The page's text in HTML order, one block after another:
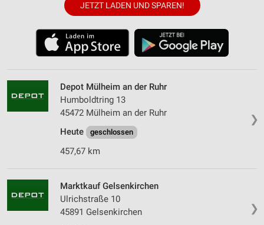
JETZT LADEN UND SPAREN!
❯
Depot Mülheim an der Ruhr
Humboldtring 13
45472 Mülheim an der Ruhr
Heute
geschlossen
457,67 km
❯
Marktkauf Gelsenkirchen
Ulrichstraße 10
45891 Gelsenkirchen